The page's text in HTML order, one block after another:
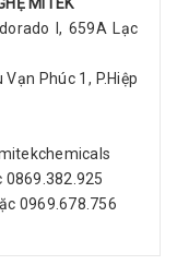
I, 659A Lạc
Phúc 1, P.Hiệp
0869.382.925
0969.678.756